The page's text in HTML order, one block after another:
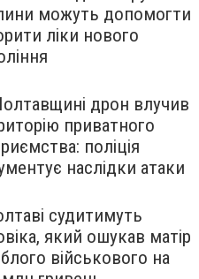
можуть допомогти
ліки нового
дрон влучив
приватного
поліція
наслідки атаки
судитимуть
який ошукав матір
військового на